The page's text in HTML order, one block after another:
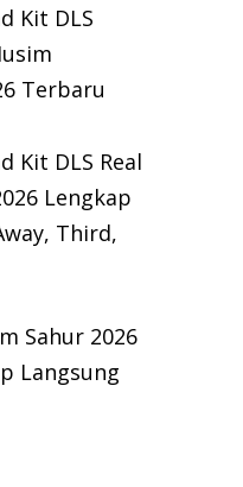
Kit DLS
Terbaru
Kit DLS Real
Lengkap
Third,
Sahur 2026
Langsung